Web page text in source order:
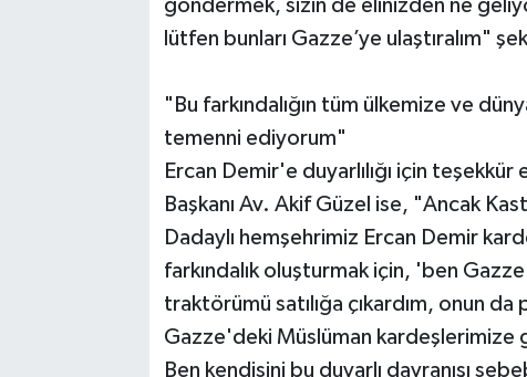
göndermek, sizin de elinizden ne
lütfen bunları Gazze’ye ulaştıralım"
"Bu farkındalığın tüm ülkemize ve
temenni ediyorum"
Ercan Demir'e duyarlılığı için
Başkanı Av. Akif Güzel ise, "Ancak
Dadaylı hemşehrimiz Ercan Demir
farkındalık oluşturmak için, 'ben
traktörümü satılığa çıkardım, onun da
Gazze'deki Müslüman
Ben kendisini bu duyarlı davranışı